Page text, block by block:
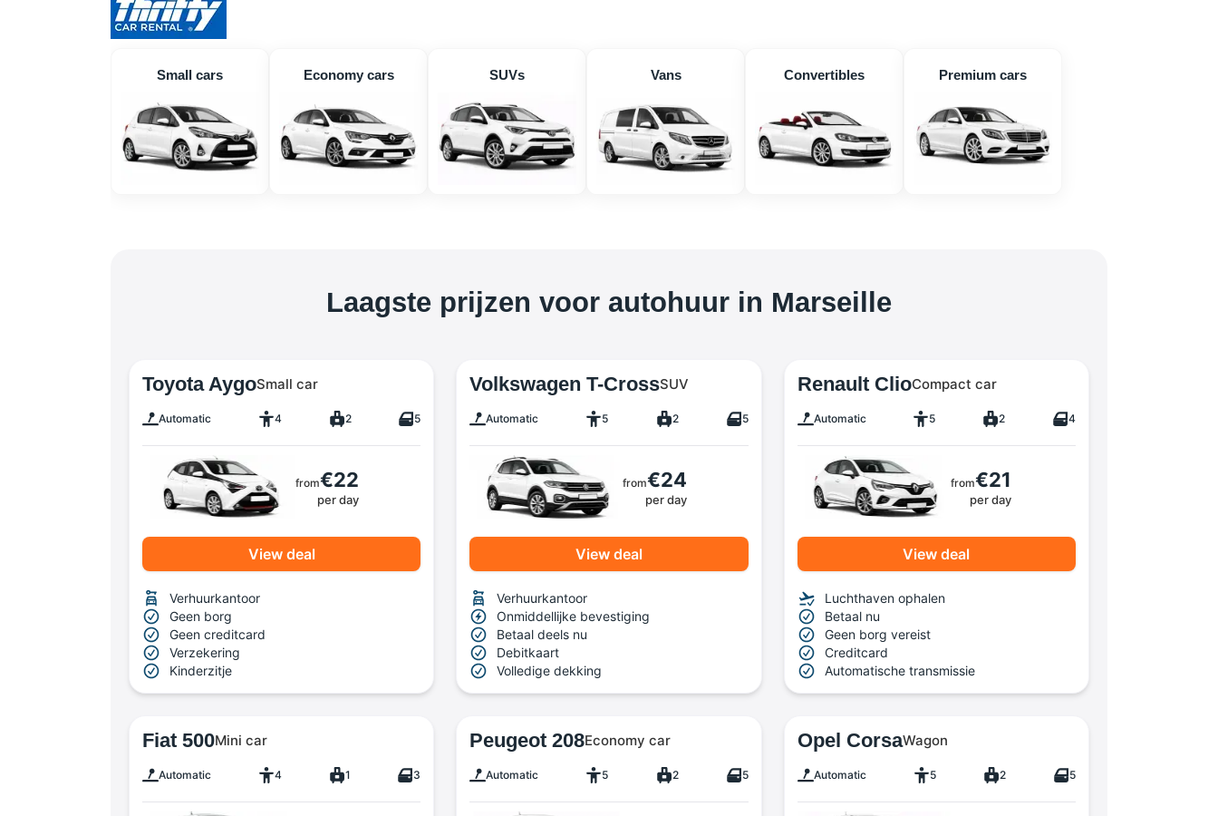
Small cars Economy cars SUVs Vans Convertibles Premium cars
Laagste prijzen voor autohuur in Marseille
Toyota AygoSmall car
Automatic 4 2 5
from€22
per day
View deal
Verhuurkantoor
Geen borg
Geen creditcard
Verzekering
Kinderzitje
Volkswagen T-CrossSUV
Automatic 5 2 5
from€24
per day
View deal
Verhuurkantoor
Onmiddellijke bevestiging
Betaal deels nu
Debitkaart
Volledige dekking
Renault ClioCompact car
Automatic 5 2 4
from€21
per day
View deal
Luchthaven ophalen
Betaal nu
Geen borg vereist
Creditcard
Automatische transmissie
Fiat 500Mini car
Automatic 4 1 3
Peugeot 208Economy car
Automatic 5 2 5
Opel CorsaWagon
Automatic 5 2 5